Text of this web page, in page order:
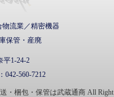
流業／精密機器
保管・産廃
平1-24-2
042-560-7212
・梱包・保管は武蔵通商 All Right